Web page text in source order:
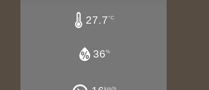
27.7°C
36%
km/h